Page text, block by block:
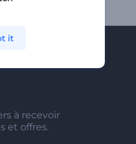
la
à recevoir
et offres.
it